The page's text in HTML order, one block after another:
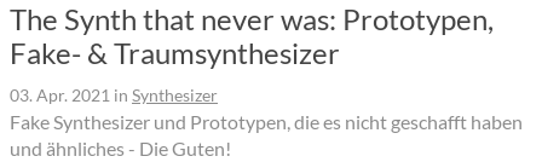
The Synth that never was: Prototypen,
Fake- & Traumsynthesizer
03. Apr. 2021 in Synthesizer
Fake Synthesizer und Prototypen, die es nicht geschafft haben
und ähnliches - Die Guten!